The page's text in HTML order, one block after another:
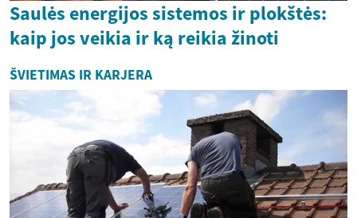
Saulės energijos sistemos ir plokštės:
kaip jos veikia ir ką reikia žinoti
ŠVIETIMAS IR KARJERA